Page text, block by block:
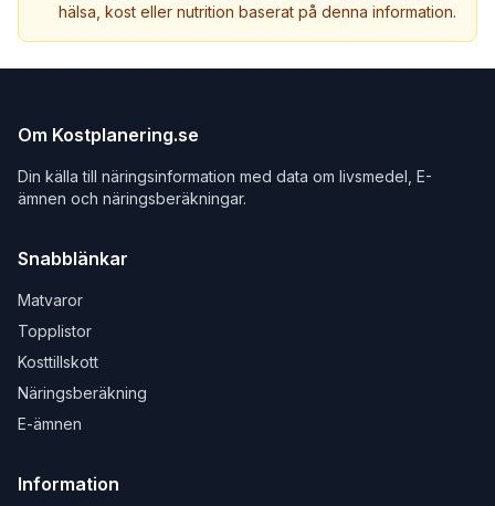
hälsa, kost eller nutrition baserat på denna information.
Om Kostplanering.se
Din källa till näringsinformation med data om livsmedel, E-
ämnen och näringsberäkningar.
Snabblänkar
Matvaror
Topplistor
Kosttillskott
Näringsberäkning
E-ämnen
Information